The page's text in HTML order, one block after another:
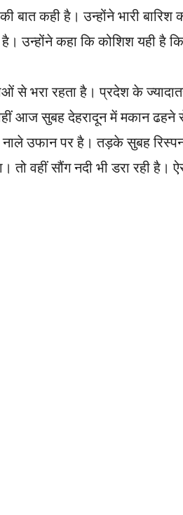
बात कही है। उन्होंने भारी बारिश
उन्होंने कहा कि कोशिश यही है
से भरा रहता है। प्रदेश के
आज सुबह देहरादून में मकान ढहने
उफान पर है। तड़के सुबह
वहीं सौंग नदी भी डरा रही है।